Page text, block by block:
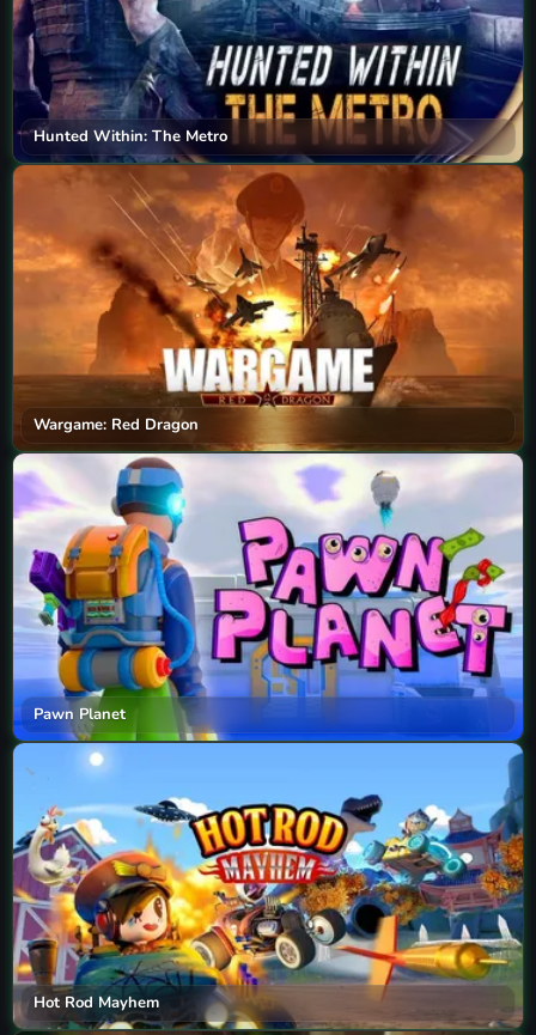
Hunted Within: The Metro
Wargame: Red Dragon
Pawn Planet
Hot Rod Mayhem